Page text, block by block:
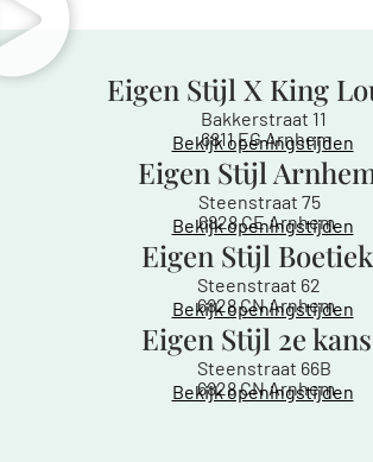
Eigen Stijl X King
Bakkerstraat 11
6811 EG Arnhem
Bekijk openingstijden
Eigen Stijl
Steenstraat 75
6828 CE Arnhem
Bekijk openingstijden
Eigen Stijl Boetiek
Steenstraat 62
6828 CN Arnhem
Bekijk openingstijden
Eigen Stijl 2e kans
Steenstraat 66B
6828 CN Arnhem
Bekijk openingstijden